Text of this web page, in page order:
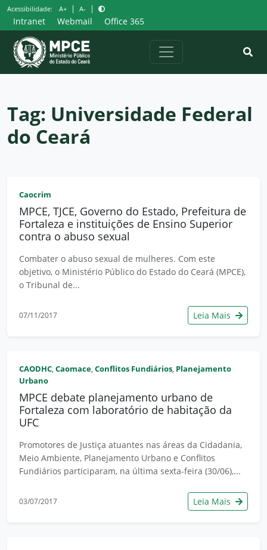
Pular
para
o
conteúdo
Acessibilidade: A+ | A- |
Intranet Webmail Office 365
Tag: Universidade Federal
do Ceará
Caocrim
MPCE, TJCE, Governo do Estado, Prefeitura de
Fortaleza e instituições de Ensino Superior
contra o abuso sexual
Combater o abuso sexual de mulheres. Com este
objetivo, o Ministério Público do Estado do Ceará (MPCE),
o Tribunal de...
07/11/2017 Leia Mais
CAODHC, Caomace, Conflitos Fundiários, Planejamento
Urbano
MPCE debate planejamento urbano de
Fortaleza com laboratório de habitação da
UFC
Promotores de Justiça atuantes nas áreas da Cidadania,
Meio Ambiente, Planejamento Urbano e Conflitos
Fundiários participaram, na última sexta-feira (30/06),...
03/07/2017 Leia Mais